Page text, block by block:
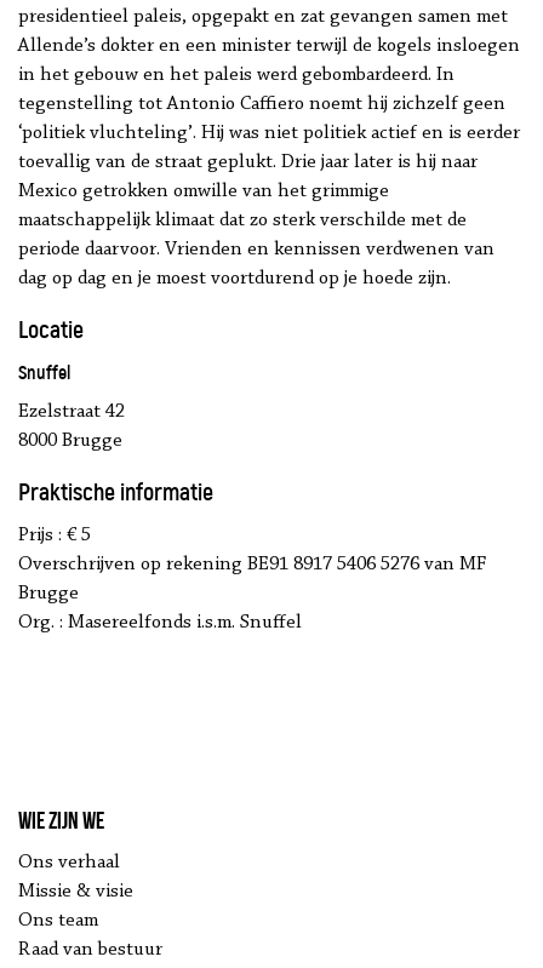
presidentieel paleis, opgepakt en zat gevangen samen met
Allende’s dokter en een minister terwijl de kogels insloegen
in het gebouw en het paleis werd gebombardeerd. In
tegenstelling tot Antonio Caffiero noemt hij zichzelf geen
‘politiek vluchteling’. Hij was niet politiek actief en is eerder
toevallig van de straat geplukt. Drie jaar later is hij naar
Mexico getrokken omwille van het grimmige
maatschappelijk klimaat dat zo sterk verschilde met de
periode daarvoor. Vrienden en kennissen verdwenen van
dag op dag en je moest voortdurend op je hoede zijn.
Locatie
Snuffel
Ezelstraat 42
8000 Brugge
Praktische informatie
Prijs : € 5
Overschrijven op rekening BE91 8917 5406 5276 van MF
Brugge
Org. : Masereelfonds i.s.m. Snuffel
Wie zijn we
Ons verhaal
Missie & visie
Ons team
Raad van bestuur